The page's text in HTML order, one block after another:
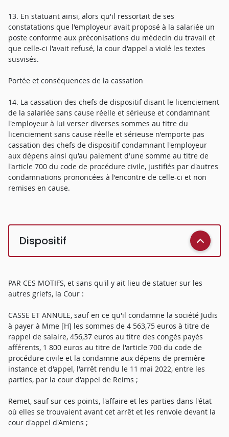
13. En statuant ainsi, alors qu'il ressortait de ses
constatations que l'employeur avait proposé à la salariée un
poste conforme aux préconisations du médecin du travail et
que celle-ci l'avait refusé, la cour d'appel a violé les textes
susvisés.
Portée et conséquences de la cassation
14. La cassation des chefs de dispositif disant le licenciement
de la salariée sans cause réelle et sérieuse et condamnant
l'employeur à lui verser diverses sommes au titre du
licenciement sans cause réelle et sérieuse n'emporte pas
cassation des chefs de dispositif condamnant l'employeur
aux dépens ainsi qu'au paiement d'une somme au titre de
l'article 700 du code de procédure civile, justifiés par d'autres
condamnations prononcées à l'encontre de celle-ci et non
remises en cause.
Dispositif
PAR CES MOTIFS, et sans qu'il y ait lieu de statuer sur les
autres griefs, la Cour :
CASSE ET ANNULE, sauf en ce qu'il condamne la société Judis
à payer à Mme [H] les sommes de 4 563,75 euros à titre de
rappel de salaire, 456,37 euros au titre des congés payés
afférents, 1 800 euros au titre de l'article 700 du code de
procédure civile et la condamne aux dépens de première
instance et d'appel, l'arrêt rendu le 11 mai 2022, entre les
parties, par la cour d'appel de Reims ;
Remet, sauf sur ces points, l'affaire et les parties dans l'état
où elles se trouvaient avant cet arrêt et les renvoie devant la
cour d'appel d'Amiens ;